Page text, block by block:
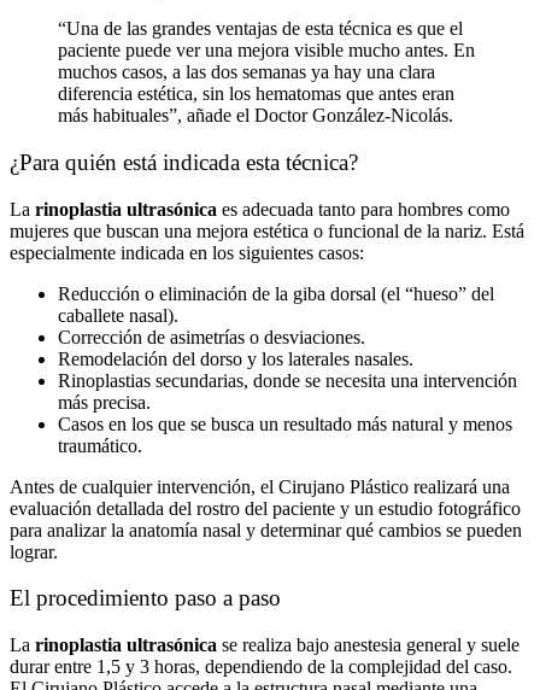
“Una de las grandes ventajas de esta técnica es que el
paciente puede ver una mejora visible mucho antes. En
muchos casos, a las dos semanas ya hay una clara
diferencia estética, sin los hematomas que antes eran
más habituales”, añade el Doctor González-Nicolás.
¿Para quién está indicada esta técnica?
La rinoplastia ultrasónica es adecuada tanto para hombres como
mujeres que buscan una mejora estética o funcional de la nariz. Está
especialmente indicada en los siguientes casos:
Reducción o eliminación de la giba dorsal (el “hueso” del
caballete nasal).
Corrección de asimetrías o desviaciones.
Remodelación del dorso y los laterales nasales.
Rinoplastias secundarias, donde se necesita una intervención
más precisa.
Casos en los que se busca un resultado más natural y menos
traumático.
Antes de cualquier intervención, el Cirujano Plástico realizará una
evaluación detallada del rostro del paciente y un estudio fotográfico
para analizar la anatomía nasal y determinar qué cambios se pueden
lograr.
El procedimiento paso a paso
La rinoplastia ultrasónica se realiza bajo anestesia general y suele
durar entre 1,5 y 3 horas, dependiendo de la complejidad del caso.